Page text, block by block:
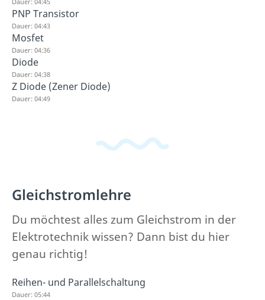
PNP Transistor
Dauer: 04:43
Mosfet
Dauer: 04:36
Diode
Dauer: 04:38
Z Diode (Zener Diode)
Dauer: 04:49
Gleichstromlehre
Du möchtest alles zum Gleichstrom in der
Elektrotechnik wissen? Dann bist du hier
genau richtig!
Reihen- und Parallelschaltung
Dauer: 05:44